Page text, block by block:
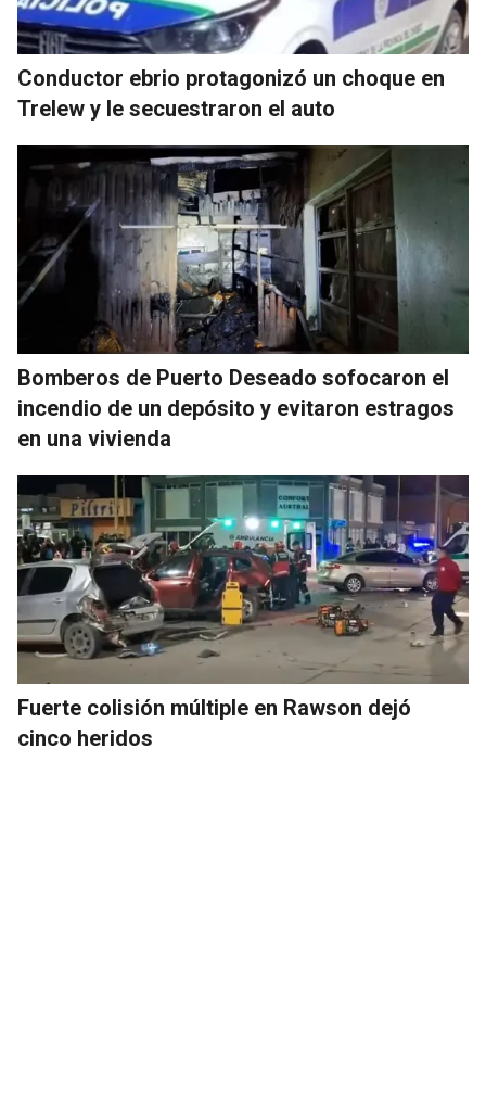
Conductor ebrio protagonizó un choque en
Trelew y le secuestraron el auto
Bomberos de Puerto Deseado sofocaron el
incendio de un depósito y evitaron estragos
en una vivienda
Fuerte colisión múltiple en Rawson dejó
cinco heridos